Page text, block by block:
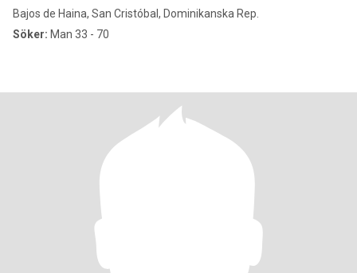
Bajos de Haina, San Cristóbal, Dominikanska Rep.
Söker: Man 33 - 70